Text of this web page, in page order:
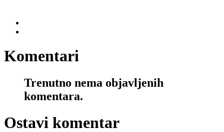
Komentari
Trenutno nema objavljenih
komentara.
Ostavi komentar